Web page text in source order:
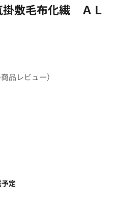
敷毛布化繊 ＡＬ
商品レビュー）
定